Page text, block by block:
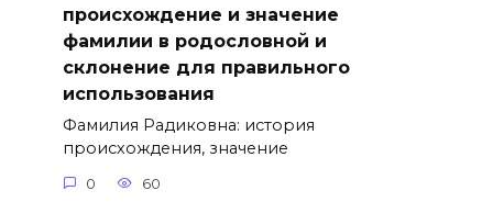
происхождение и значение
фамилии в родословной и
склонение для правильного
использования
Фамилия Радиковна: история
происхождения, значение
0 60